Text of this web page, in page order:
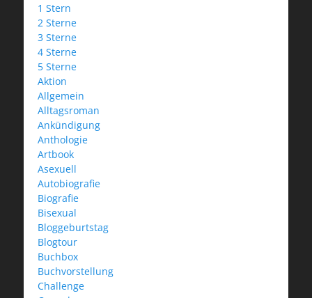
1 Stern
2 Sterne
3 Sterne
4 Sterne
5 Sterne
Aktion
Allgemein
Alltagsroman
Ankündigung
Anthologie
Artbook
Asexuell
Autobiografie
Biografie
Bisexual
Bloggeburtstag
Blogtour
Buchbox
Buchvorstellung
Challenge